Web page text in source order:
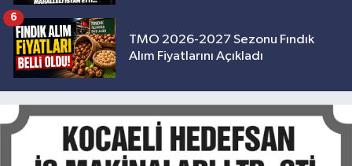
TMO 2026-2027 Sezonu Fındık
Alım Fiyatlarını Açıkladı
6